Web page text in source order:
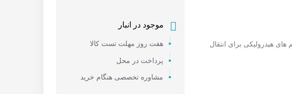
هیدرولیکی برای انتقال
موجود در انبار
هفت روز مهلت تست کالا
پرداخت در محل
مشاوره تخصصی هنگام خرید